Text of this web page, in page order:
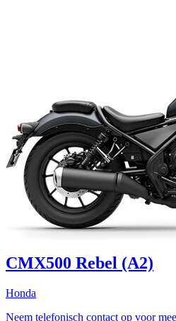
CMX500 Rebel (A2)
Honda
Neem telefonisch contact op voor